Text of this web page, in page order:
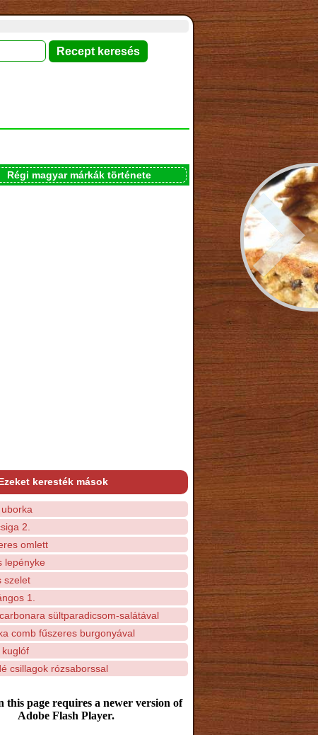
Régi magyar márkák története
keresték mások
2.
omlett
lepényke
szelet
1.
sültparadicsom-salátával
comb fűszeres burgonyával
kuglóf
csillagok rózsaborssal
this page requires a newer version of
Adobe Flash Player.